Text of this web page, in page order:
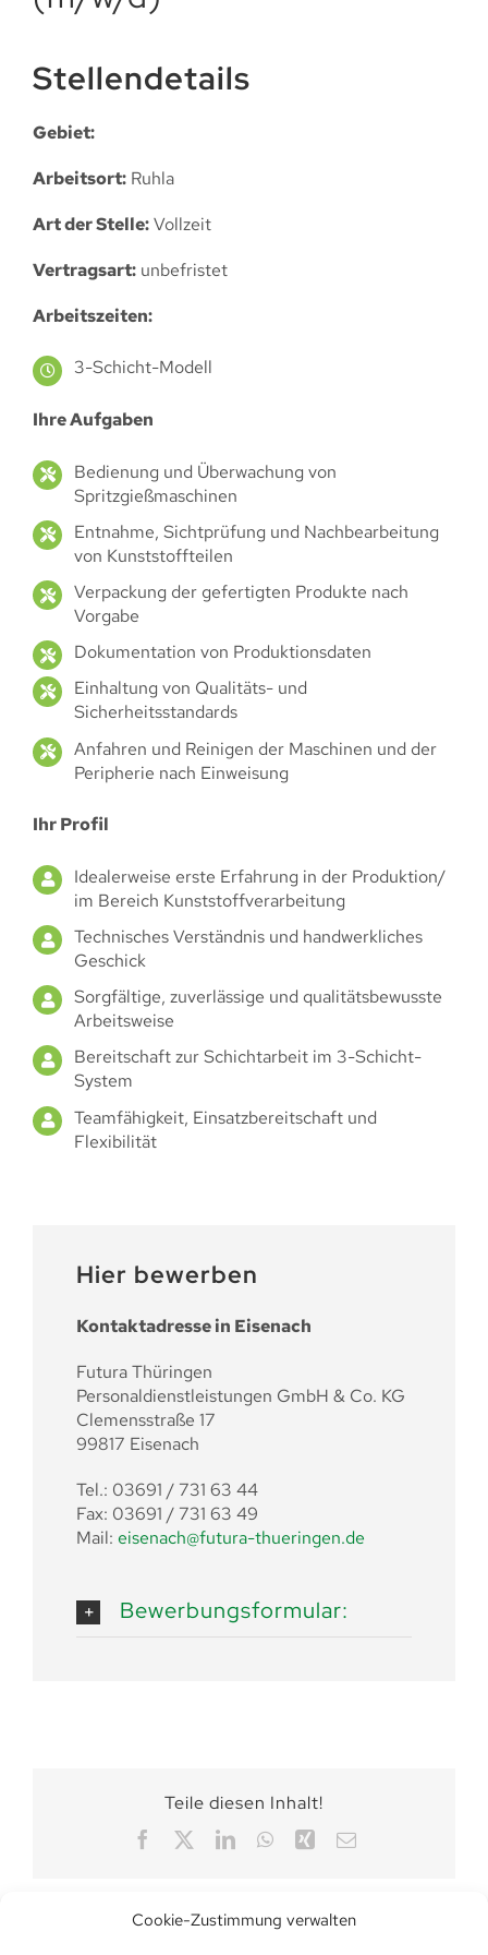
Cookie-Zustimmung verwalten
Stellendetails
Gebiet:
Arbeitsort: Ruhla
Art der Stelle:Vollzeit
Vertragsart: unbefristet
Arbeitszeiten:
3-Schicht-Modell
Ihre Aufgaben
Bedienung und Überwachung von
Spritzgießmaschinen
Entnahme, Sichtprüfung und Nachbearbeitung
von Kunststoffteilen
Verpackung der gefertigten Produkte nach
Vorgabe
Dokumentation von Produktionsdaten
Einhaltung von Qualitäts- und
Sicherheitsstandards
Anfahren und Reinigen der Maschinen und der
Peripherie nach Einweisung
Ihr Profil
Idealerweise erste Erfahrung in der Produktion/
im Bereich Kunststoffverarbeitung
Technisches Verständnis und handwerkliches
Geschick
Sorgfältige, zuverlässige und qualitätsbewusste
Arbeitsweise
Bereitschaft zur Schichtarbeit im 3-Schicht-
System
Teamfähigkeit, Einsatzbereitschaft und
Flexibilität
Hier bewerben
Kontaktadresse in Eisenach
Futura Thüringen
Personaldienstleistungen GmbH & Co. KG
Clemensstraße 17
99817 Eisenach
Tel.: 03691 / 731 63 44
Fax: 03691 / 731 63 49
Mail: eisenach@futura-thueringen.de
Bewerbungsformular:
Teile diesen Inhalt!
Facebook LinkedInWhatsApp
XingE-